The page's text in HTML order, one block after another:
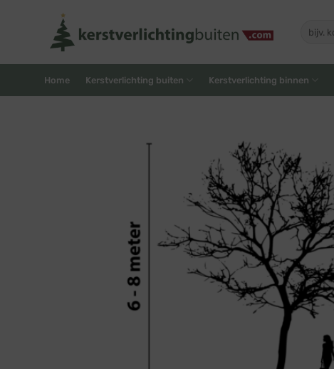
naar:
Home Kerstverlichting buiten Kerstverlichting binnen